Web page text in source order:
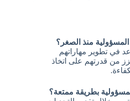
في تطوير مهاراتهم
من قدرتهم على اتخاذ